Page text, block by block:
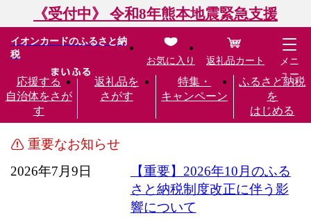
《受付中》 令和8年熊本地震緊急支援
イオンカードのふるさと納
税
応援する
自治体をさが
す
返礼品を
さがす
特集・
キャンペーン
ふるさと納税
を
はじめる
お気に入り 返礼品カート
メニ
ュー
重要なお知らせ
2026年7月9日
【重要】2026年10月のふる
さと納税制度改正に伴う影
響について